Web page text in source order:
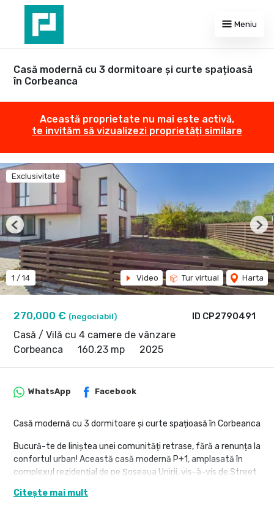
Meniu
Casă modernă cu 3 dormitoare și curte spațioasă
în Corbeanca
Această proprietate nu mai este activă,
te invităm să vizualizezi proprietăți similare
ID CP2790491
270,000 € (negociabil)
Casă / Vilă cu 4 camere de vânzare
Corbeanca
160.23 mp 2025
Exclusivitate
1 / 14 Video Tur virtual Harta
Previous
WhatsApp Facebook
Casă modernă cu 3 dormitoare și curte spațioasă în Corbeanca
Bucură-te de liniștea unei comunități retrase, fără a renunța la
confortul urban! Această casă modernă P+1, amplasată în
complexul rezidențial de pe Șoseaua Unirii, vis-à-vis de Street
familie, natură și accesibilitate.
Citește mai mult